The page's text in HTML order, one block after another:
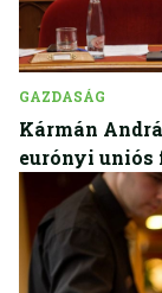
GAZDASÁG
Kármán
eurónyi uniós